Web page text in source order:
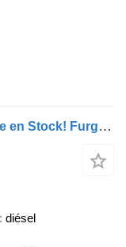
Renault Master 145PK Proximamente en Stock! Furgón Caja Cerrada – LED -
diésel